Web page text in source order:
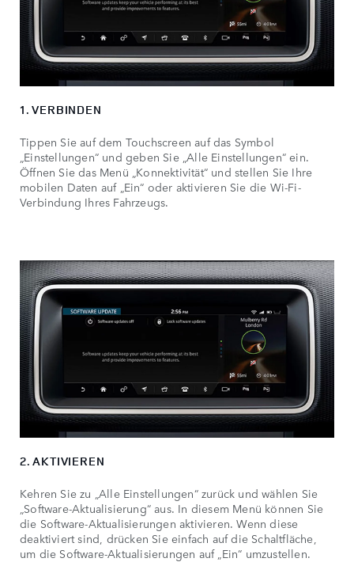
1. VERBINDEN
Tippen Sie auf dem Touchscreen auf das Symbol
„Einstellungen“ und geben Sie „Alle Einstellungen“ ein.
Öffnen Sie das Menü „Konnektivität“ und stellen Sie Ihre
mobilen Daten auf „Ein“ oder aktivieren Sie die Wi-Fi-
Verbindung Ihres Fahrzeugs.
2. AKTIVIEREN
Kehren Sie zu „Alle Einstellungen“ zurück und wählen Sie
„Software-Aktualisierung“ aus. In diesem Menü können Sie
die Software-Aktualisierungen aktivieren. Wenn diese
deaktiviert sind, drücken Sie einfach auf die Schaltfläche,
um die Software-Aktualisierungen auf „Ein“ umzustellen.